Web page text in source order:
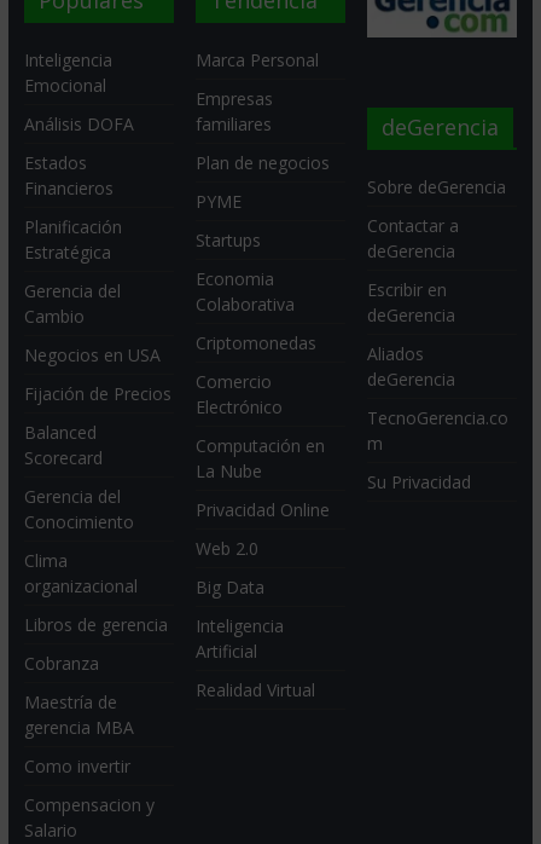
Inteligencia
Emocional
Análisis DOFA
Estados
Financieros
Planificación
Estratégica
Gerencia del
Cambio
Negocios en USA
Fijación de Precios
Balanced
Scorecard
Gerencia del
Conocimiento
Clima
organizacional
Libros de gerencia
Cobranza
Maestría de
gerencia MBA
Como invertir
Compensacion y
Salario
Marca Personal
Empresas
familiares
Plan de negocios
PYME
Startups
Economia
Colaborativa
Criptomonedas
Comercio
Electrónico
Computación en
La Nube
Privacidad Online
Web 2.0
Big Data
Inteligencia
Artificial
Realidad Virtual
deGerencia
Sobre deGerencia
Contactar a
deGerencia
Escribir en
deGerencia
Aliados
deGerencia
TecnoGerencia.co
m
Su Privacidad